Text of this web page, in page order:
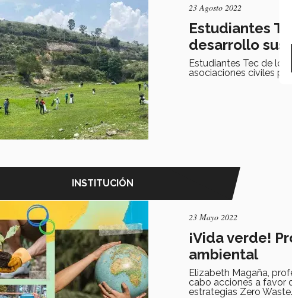
23 Agosto 2022
Estudiantes
desarrollo
Estudiantes Tec de
asociaciones civiles
INSTITUCIÓN
23 Mayo 2022
¡Vida verde!
ambiental
Elizabeth Magaña,
cabo acciones a favor
estrategias Zero Waste.